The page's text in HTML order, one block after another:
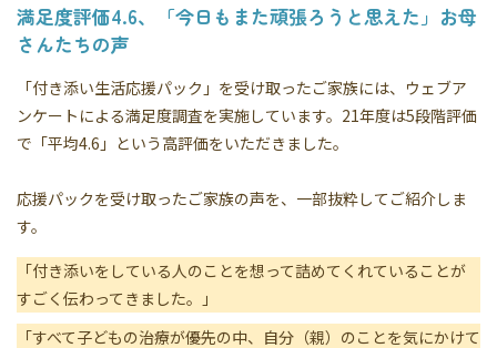
満足度評価4.6、「今日もまた頑張ろうと思えた」お母
さんたちの声
「付き添い生活応援パック」を受け取ったご家族には、ウェブア
ンケートによる満足度調査を実施しています。21年度は5段階評価
で「平均4.6」という高評価をいただきました。
応援パックを受け取ったご家族の声を、一部抜粋してご紹介しま
す。
「付き添いをしている人のことを想って詰めてくれていることが
すごく伝わってきました。」
「すべて子どもの治療が優先の中、自分（親）のことを気にかけて